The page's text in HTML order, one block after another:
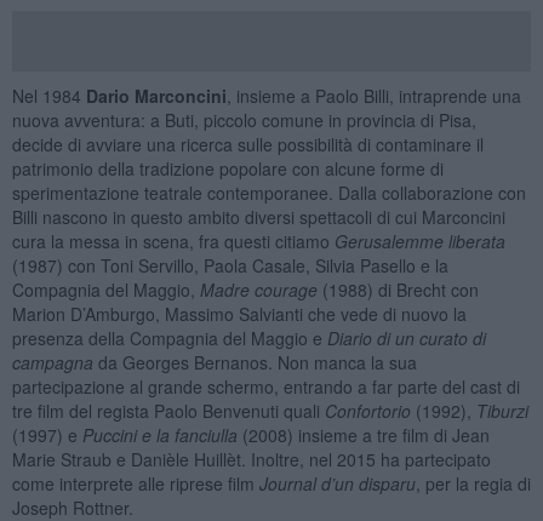
Nel 1984 Dario Marconcini , insieme a Paolo Billi, intraprende una
nuova avventura: a Buti, piccolo comune in provincia di Pisa,
decide di avviare una ricerca sulle possibilità di contaminare il
patrimonio della tradizione popolare con alcune forme di
sperimentazione teatrale contemporanee. Dalla collaborazione con
Billi nascono in questo ambito diversi spettacoli di cui Marconcini
cura la messa in scena, fra questi citiamo Gerusalemme liberata
(1987) con Toni Servillo, Paola Casale, Silvia Pasello e la
Compagnia del Maggio, Madre courage (1988) di Brecht con
Marion D’Amburgo, Massimo Salvianti che vede di nuovo la
presenza della Compagnia del Maggio e Diario di un curato di
campagna da Georges Bernanos. Non manca la sua
partecipazione al grande schermo, entrando a far parte del cast di
tre film del regista Paolo Benvenuti quali Confortorio (1992), Tiburzi
(1997) e Puccini e la fanciulla (2008) insieme a tre film di Jean
Marie Straub e Danièle Huillèt. Inoltre, nel 2015 ha partecipato
come interprete alle riprese film Journal d’un disparu, per la regia di
Joseph Rottner.